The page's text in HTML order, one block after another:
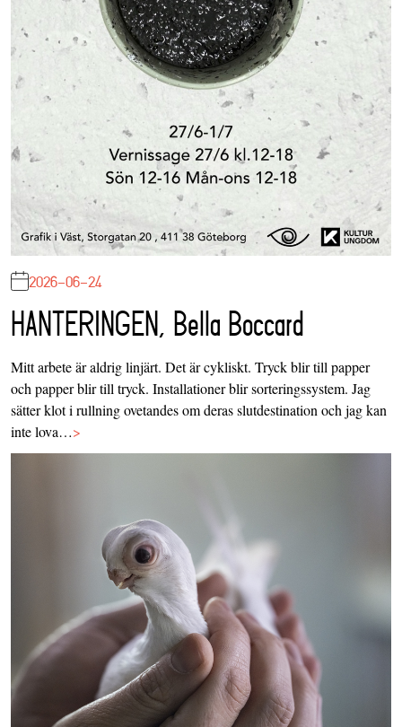
2026-06-24
HANTERINGEN, Bella Boccard
Mitt arbete är aldrig linjärt. Det är cykliskt. Tryck blir till papper
och papper blir till tryck. Installationer blir sorteringssystem. Jag
sätter klot i rullning ovetandes om deras slutdestination och jag kan
inte lova…>